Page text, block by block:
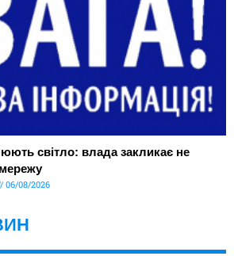
світло: влада закликає не
06/08/2026